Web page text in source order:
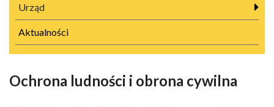
Urząd
Aktualności
Ochrona ludności i obrona cywilna